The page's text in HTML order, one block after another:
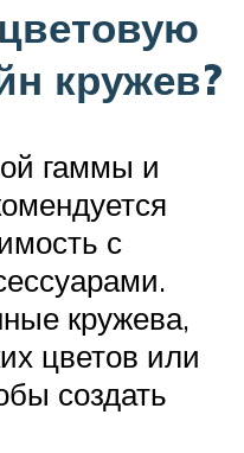
кружев?
гаммы и
с
кружева,
цветов или
создать